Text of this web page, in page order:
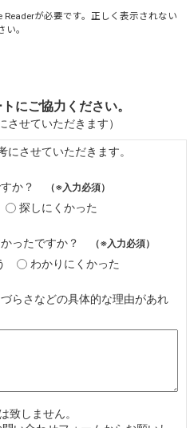
Readerが必要です。正しく表示されない
。